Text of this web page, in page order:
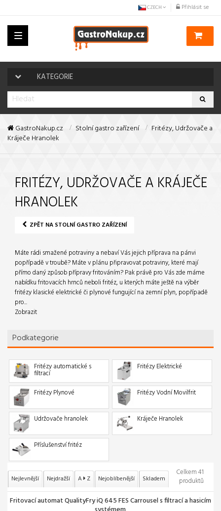
Přihlásit se
CZECH
Toggle
navigation
KATEGORIE
GastroNakup.cz Stolní gastro zařízení
Fritézy, Udržovače a
Kráječe Hranolek
FRITÉZY, UDRŽOVAČE A KRÁJEČE
HRANOLEK
ZPĚT NA STOLNÍ GASTRO ZAŘÍZENÍ
Máte rádi smažené potraviny a nebaví Vás jejich příprava na pánvi
popřípadě v troubě? Máte v plánu připravovat potraviny, které mají
přímo daný způsob přípravy fritováním? Pak právě pro Vás zde máme
nabídku fritovacích hrnců neboli fritéz, u kterých máte ještě na výběr
fritézy klasické elektrické či plynové fungující na zemní plyn, popřípadě
pro...
Zobrazit
Podkategorie
Fritézy automatické s
filtrací
Fritézy Elektrické
Fritézy Plynové Fritézy Vodní Movilfrit
Udržovače hranolek Kráječe Hranolek
Příslušenství fritéz
Nejlevnější Nejdražší A Z Nejoblíbenější Skladem
Celkem 41
produktů
Fritovací automat QualityFry iQ 645 FES Carrousel s filtrací a hasicím